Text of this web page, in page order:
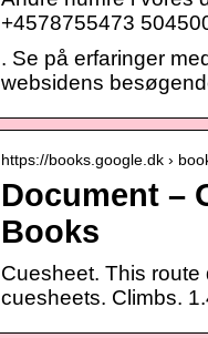
+4578755473
. Se på erfaringer
websidens
https://books.google.dk ›
Document –
Books
Cuesheet. This
cuesheets. Climbs.